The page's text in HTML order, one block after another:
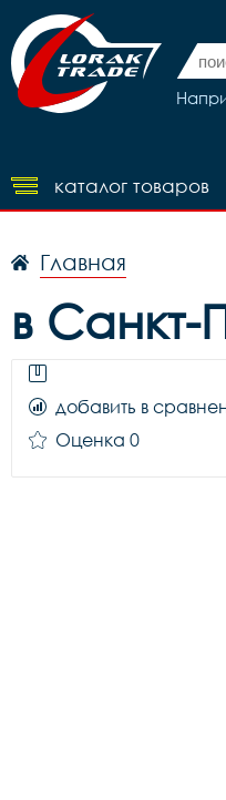
каталог товаров
Главная
в Санкт-
добавить в
Оценка 0